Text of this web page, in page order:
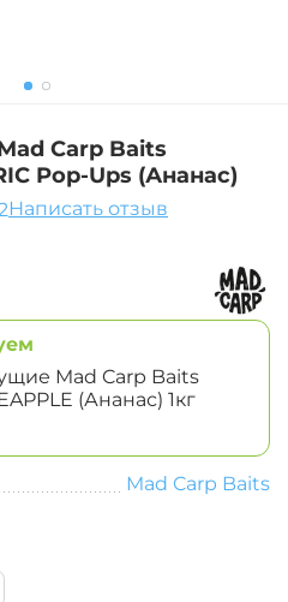
Carp Baits
Pop-Ups (Ананас)
Написать отзыв
Mad Carp Baits
(Ананас) 1кг
Mad Carp Baits